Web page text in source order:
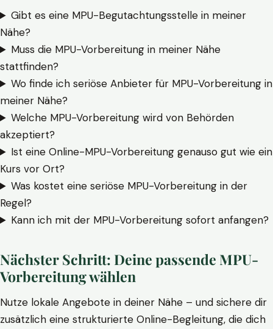
Gibt es eine MPU-Begutachtungsstelle in meiner
Nähe?
Muss die MPU-Vorbereitung in meiner Nähe
stattfinden?
Wo finde ich seriöse Anbieter für MPU-Vorbereitung in
meiner Nähe?
Welche MPU-Vorbereitung wird von Behörden
akzeptiert?
Ist eine Online-MPU-Vorbereitung genauso gut wie ein
Kurs vor Ort?
Was kostet eine seriöse MPU-Vorbereitung in der
Regel?
Kann ich mit der MPU-Vorbereitung sofort anfangen?
Nächster Schritt: Deine passende MPU-
Vorbereitung wählen
Nutze lokale Angebote in deiner Nähe – und sichere dir
zusätzlich eine strukturierte Online-Begleitung, die dich